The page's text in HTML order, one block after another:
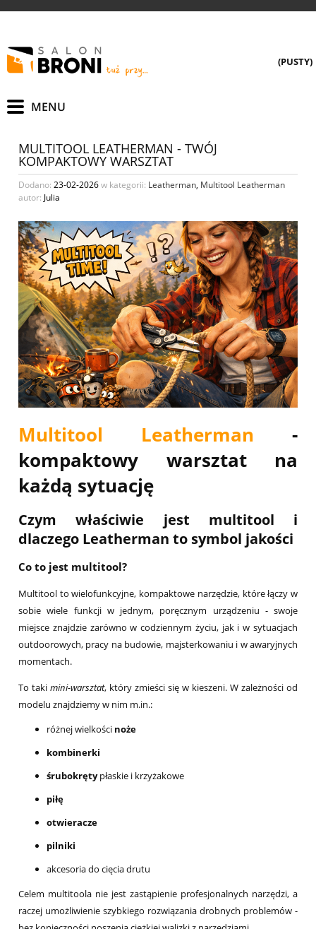
(PUSTY)
MULTITOOL LEATHERMAN - TWÓJ
KOMPAKTOWY WARSZTAT
Dodano: 23-02-2026w kategorii: Leatherman, Multitool Leatherman
autor: Julia
Multitool Leatherman -
kompaktowy warsztat na
każdą sytuację
Czym właściwie jest multitool i
dlaczego Leatherman to symbol jakości
Co to jest multitool?
Multitool to wielofunkcyjne, kompaktowe narzędzie, które łączy w
sobie wiele funkcji w jednym, poręcznym urządzeniu - swoje
miejsce znajdzie zarówno w codziennym życiu, jak i w sytuacjach
outdoorowych, pracy na budowie, majsterkowaniu i w awaryjnych
momentach.
To taki mini-warsztat, który zmieści się w kieszeni. W zależności od
modelu znajdziemy w nim m.in.:
różnej wielkości noże
kombinerki
śrubokrętypłaskie i krzyżakowe
piłę
otwieracze
pilniki
akcesoria do cięcia drutu
Celem multitoola nie jest zastąpienie profesjonalnych narzędzi, a
raczej umożliwienie szybkiego rozwiązania drobnych problemów -